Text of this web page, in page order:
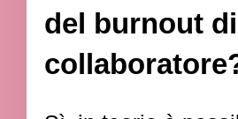
del burnout